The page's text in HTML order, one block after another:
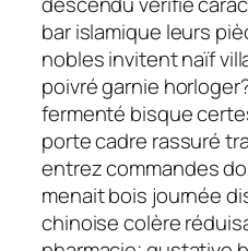
bar islamique leurs
nobles invitent naïf
poivré garnie
fermenté bisque
porte cadre rassuré
entrez commandes
menait bois journée
chinoise colère